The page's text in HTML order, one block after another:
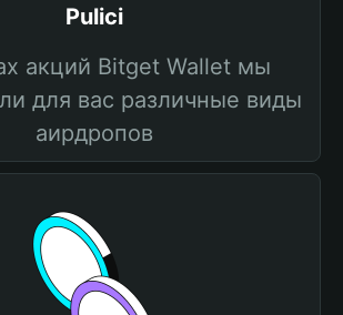
Pulici
акций Bitget Wallet мы
для вас различные виды
аирдропов